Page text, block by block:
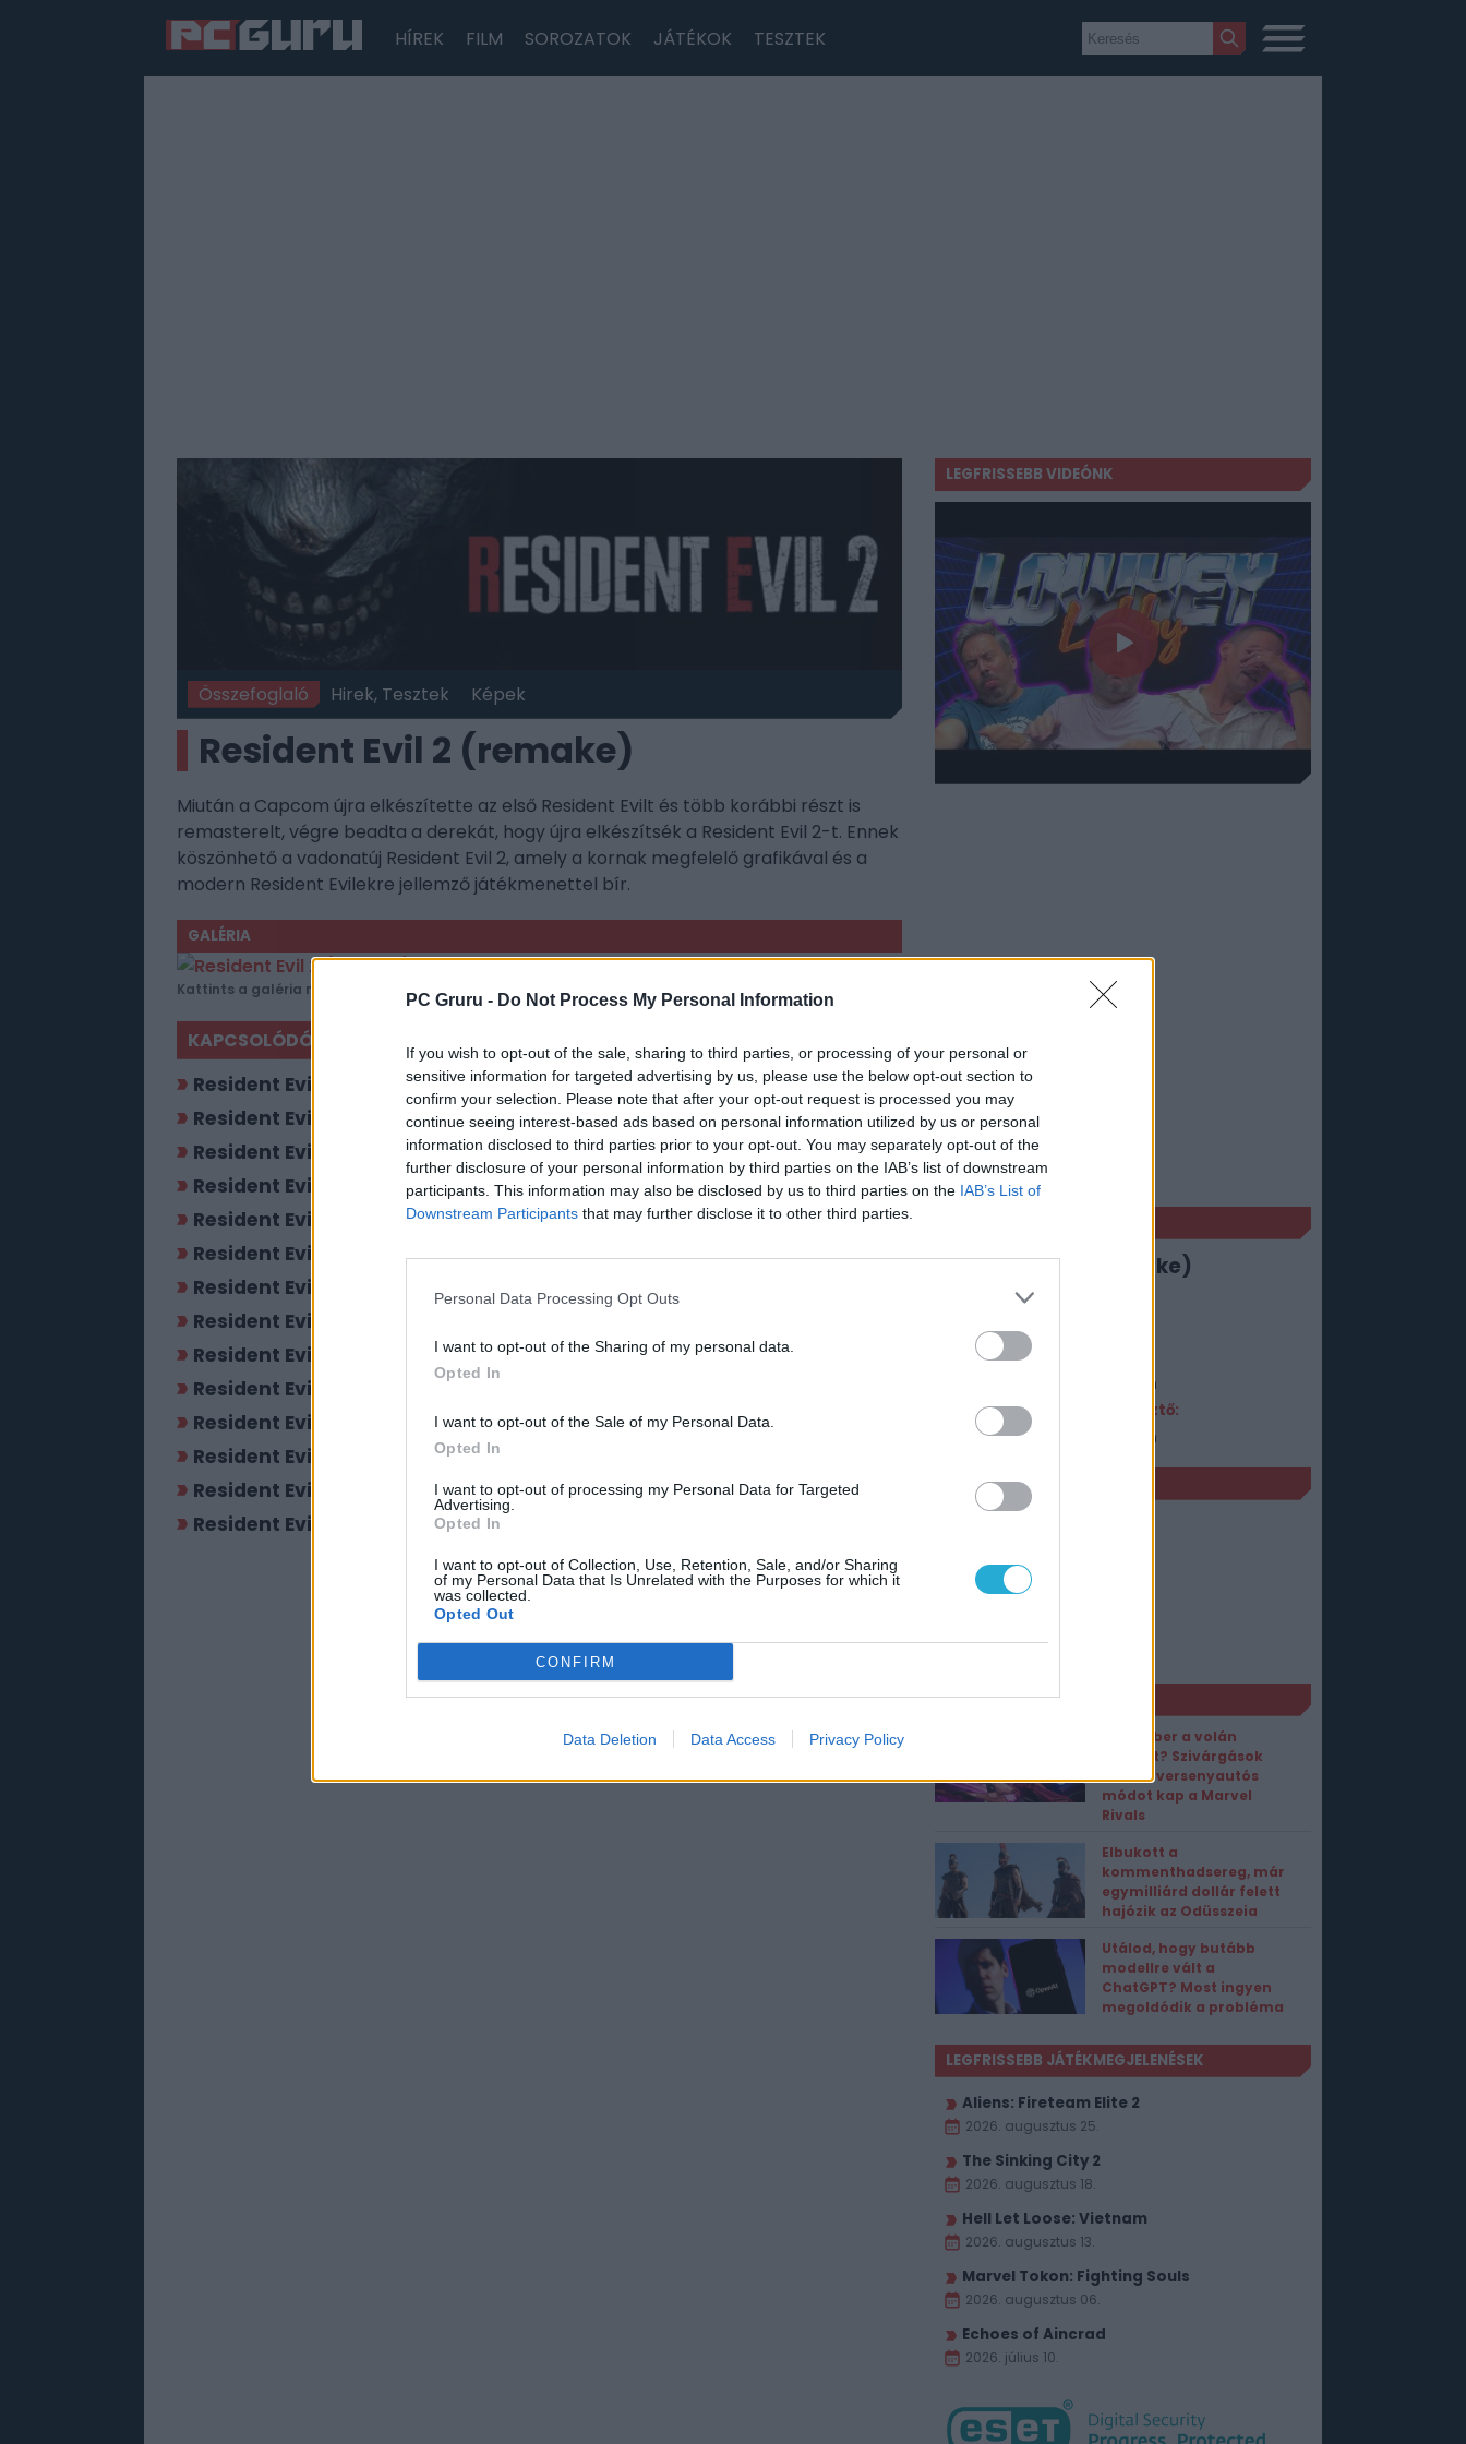
PC Gruru - Do Not Process My Personal Information
If you wish to opt-out of the sale, sharing to third parties, or processing of your personal or
sensitive information for targeted advertising by us, please use the below opt-out section to
confirm your selection. Please note that after your opt-out request is processed you may
continue seeing interest-based ads based on personal information utilized by us or personal
information disclosed to third parties prior to your opt-out. You may separately opt-out of the
further disclosure of your personal information by third parties on the IAB’s list of downstream
participants. This information may also be disclosed by us to third parties on the IAB’s List of
Downstream Participants that may further disclose it to other third parties.
Personal Data Processing Opt Outs
I want to opt-out of the Sharing of my personal data.
Opted In
I want to opt-out of the Sale of my Personal Data.
Opted In
I want to opt-out of processing my Personal Data for Targeted
Advertising.
Opted In
I want to opt-out of Collection, Use, Retention, Sale, and/or Sharing
of my Personal Data that Is Unrelated with the Purposes for which it
was collected.
Opted Out
CONFIRM
Data Deletion Data Access Privacy Policy
HÍREK FILM SOROZATOK JÁTÉKOK TESZTEK
Összefoglaló Hirek, Tesztek Képek
Resident Evil 2 (remake)
Miután a Capcom újra elkészítette az első Resident Evilt és több korábbi részt is
remasterelt, végre beadta a derekát, hogy újra elkészítsék a Resident Evil 2-t. Ennek
köszönhető a vadonatúj Resident Evil 2, amely a kornak megfelelő grafikával és a
modern Resident Evilekre jellemző játékmenettel bír.
GALÉRIA
Kattints a galéria megtekintéséhez!
KAPCSOLÓDÓ JÁTÉKOK
Resident Evil 4
Resident Evil 5
Resident Evil: Revelations
Resident Evil: Operation Raccoon City
Resident Evil 6
Resident Evil
Resident Evil 2
Resident Evil 4: Ultimate HD Edition
Resident Evil HD Remaster
Resident Evil: Revelations 2
Resident Evil 3: Nemesis
Resident Evil Zero Remaster
Resident Evil: Umbrella Corps.
Resident Evil 7: Biohazard
LEGFRISSEBB VIDEÓNK
Resident Evil 2 (remake)
Capcom
Fejlesztő:
Capcom
MEGJELENÉS
PS4
2019. január 25.
2019. január 25.
ESPORT1 HÍREK
Vasember a volán
mögött? Szivárgások
szerint versenyautós
módot kap a Marvel
Rivals
Elbukott a
kommenthadsereg, már
egymilliárd dollár felett
hajózik az Odüsszeia
Utálod, hogy butább
modellre vált a
ChatGPT? Most ingyen
megoldódik a probléma
LEGFRISSEBB JÁTÉKMEGJELENÉSEK
Aliens: Fireteam Elite 2
2026. augusztus 25.
The Sinking City 2
2026. augusztus 18.
Hell Let Loose: Vietnam
2026. augusztus 13.
Marvel Tokon: Fighting Souls
2026. augusztus 06.
Echoes of Aincrad
2026. július 10.